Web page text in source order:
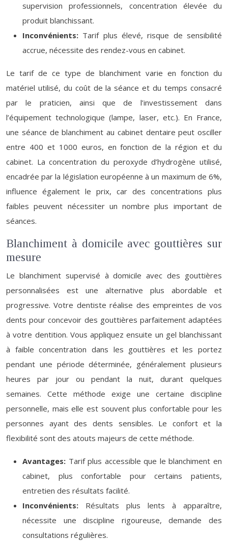
supervision professionnels, concentration élevée du
produit blanchissant.
Inconvénients: Tarif plus élevé, risque de sensibilité
accrue, nécessite des rendez-vous en cabinet.
Le tarif de ce type de blanchiment varie en fonction du
matériel utilisé, du coût de la séance et du temps consacré
par le praticien, ainsi que de l’investissement dans
l’équipement technologique (lampe, laser, etc.). En France,
une séance de blanchiment au cabinet dentaire peut osciller
entre 400 et 1000 euros, en fonction de la région et du
cabinet. La concentration du peroxyde d’hydrogène utilisé,
encadrée par la législation européenne à un maximum de 6%,
influence également le prix, car des concentrations plus
faibles peuvent nécessiter un nombre plus important de
séances.
Blanchiment à domicile avec gouttières sur
mesure
Le blanchiment supervisé à domicile avec des gouttières
personnalisées est une alternative plus abordable et
progressive. Votre dentiste réalise des empreintes de vos
dents pour concevoir des gouttières parfaitement adaptées
à votre dentition. Vous appliquez ensuite un gel blanchissant
à faible concentration dans les gouttières et les portez
pendant une période déterminée, généralement plusieurs
heures par jour ou pendant la nuit, durant quelques
semaines. Cette méthode exige une certaine discipline
personnelle, mais elle est souvent plus confortable pour les
personnes ayant des dents sensibles. Le confort et la
flexibilité sont des atouts majeurs de cette méthode.
Avantages: Tarif plus accessible que le blanchiment en
cabinet, plus confortable pour certains patients,
entretien des résultats facilité.
Inconvénients: Résultats plus lents à apparaître,
nécessite une discipline rigoureuse, demande des
consultations régulières.